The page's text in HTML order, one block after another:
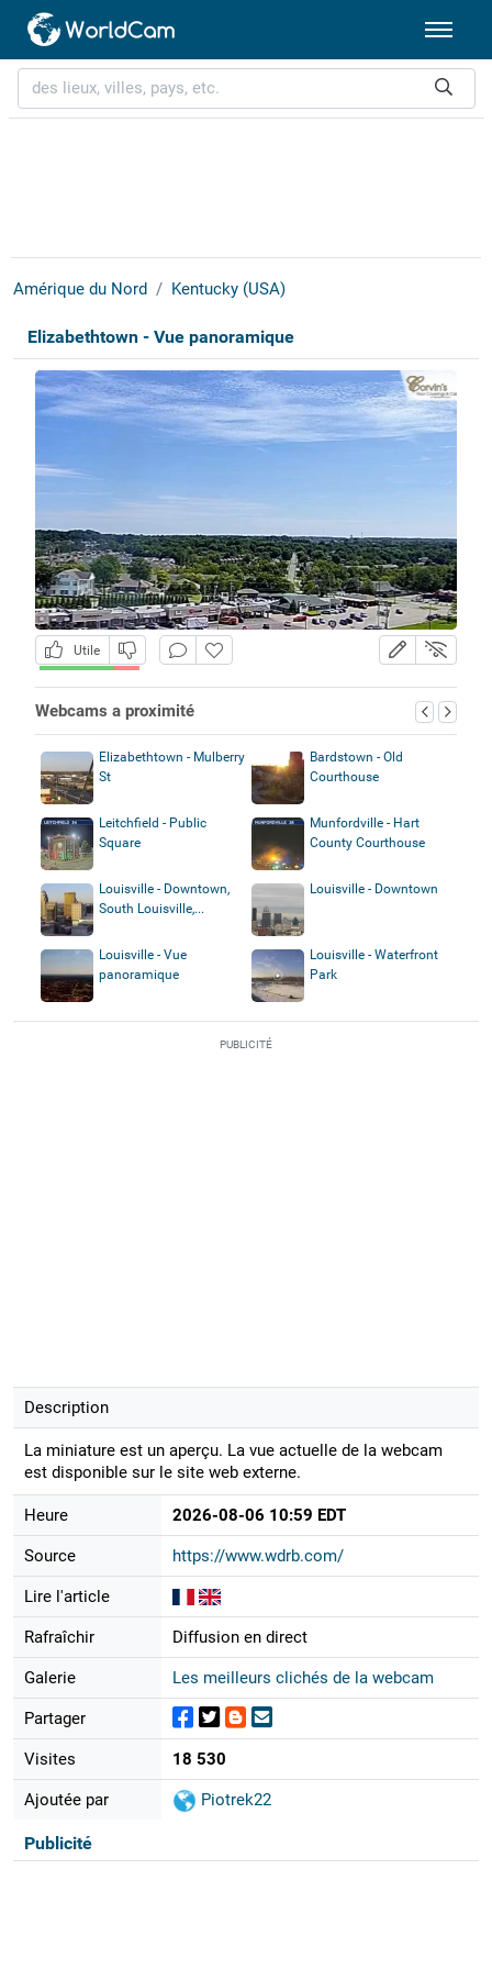
Amérique du Nord Kentucky (USA)
Elizabethtown - Vue panoramique
Utile
Webcams a proximité
Elizabethtown - Mulberry
St
Bardstown - Old
Courthouse
Leitchfield - Public
Square
Munfordville - Hart
County Courthouse
Louisville - Downtown,
South Louisville,...
Louisville - Downtown
Louisville - Vue
panoramique
Louisville - Waterfront
Park
PUBLICITÉ
Description
La miniature est un aperçu. La vue actuelle de la webcam
est disponible sur le site web externe.
Heure 2026-08-06 10:59 EDT
Source https://www.wdrb.com/
Lire l'article
Rafraîchir Diffusion en direct
Galerie Les meilleurs clichés de la webcam
Partager
Visites 18 530
Ajoutée par Piotrek22
Publicité